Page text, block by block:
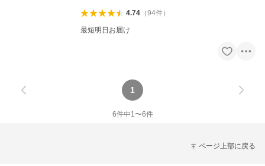
4.74（94件）
最短明日お届け
1
6件中1〜6件
ページ上部に戻る